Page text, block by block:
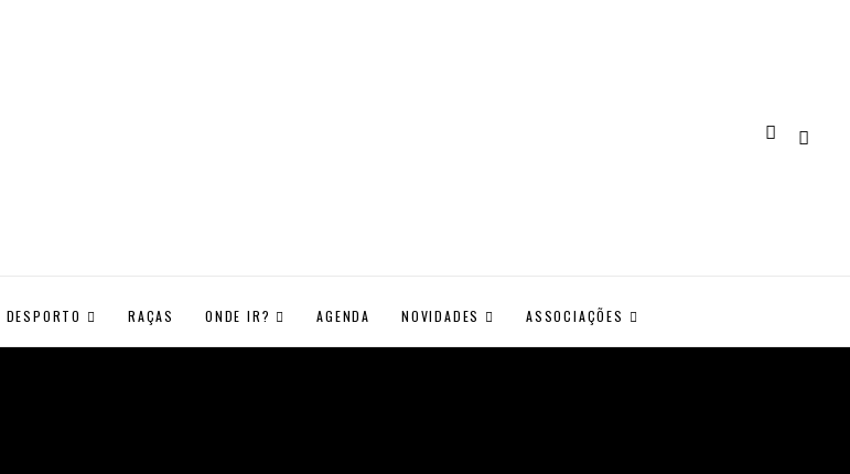
DESPORTO RAÇAS ONDE IR? AGENDA NOVIDADES ASSOCIAÇÕES